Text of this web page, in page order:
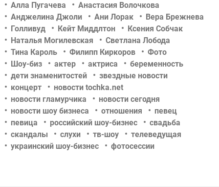
Алла Пугачева
Анастасия Волочкова
Анджелина Джоли
Ани Лорак
Вера Брежнева
Голливуд
Кейт Миддлтон
Ксения Собчак
Наталья Могилевская
Светлана Лобода
Тина Кароль
Филипп Киркоров
Фото
Шоу-биз
актер актриса
беременность
дети знаменитостей
звездные новости
концерт
новости tochka.net
новости гламурчика
новости сегодня
новости шоу бизнеса
отношения
певец
певица
российский шоу-бизнес
свадьба
скандалы
слухи тв-шоу
телеведущая
украинский шоу-бизнес
фотосессии